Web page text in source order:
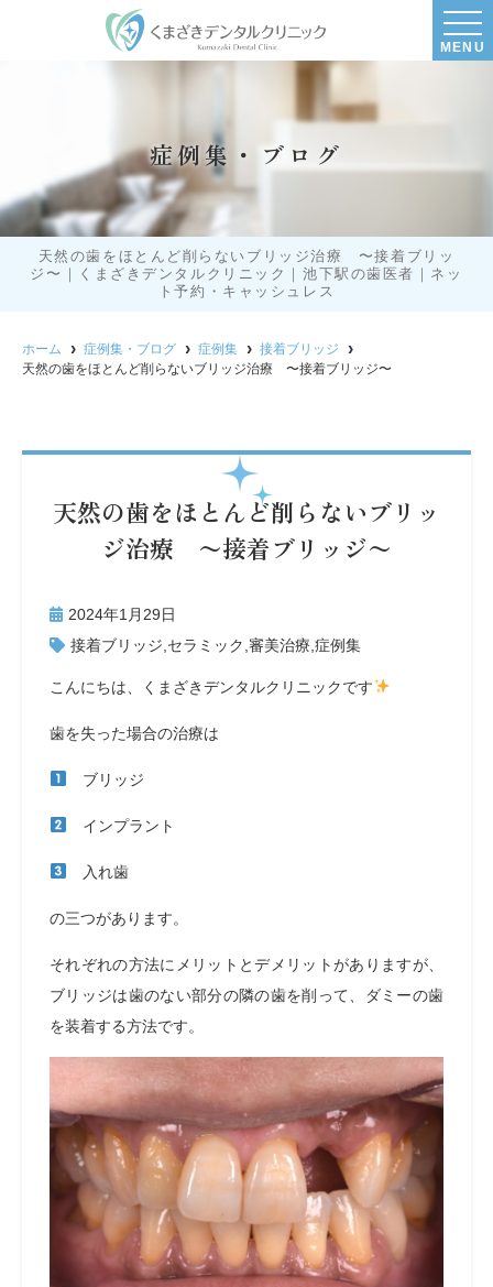
MENU
症例集・ブログ
天然の歯をほとんど削らないブリッジ治療 〜接着ブリッ
ジ〜｜くまざきデンタルクリニック｜池下駅の歯医者｜ネッ
ト予約・キャッシュレス
ホーム 症例集・ブログ 症例集
接着ブリッジ
天然の歯をほとんど削らないブリッジ治療 〜接着ブリッジ〜
天然の歯をほとんど削らないブリッ
ジ治療 〜接着ブリッジ〜
2024年1月29日
接着ブリッジ セラミック 審美治療 症例集
こんにちは、くまざきデンタルクリニックです
歯を失った場合の治療は
ブリッジ
インプラント
入れ歯
の三つがあります。
それぞれの方法にメリットとデメリットがありますが、
ブリッジは歯のない部分の隣の歯を削って、ダミーの歯
を装着する方法です。